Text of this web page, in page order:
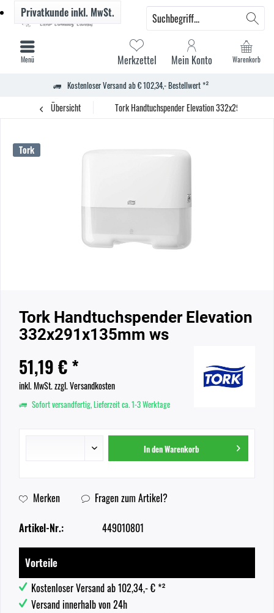
Kostenloser Versand ab € 102,34,- Bestellwert *²
Warenkorb
Merkzettel Mein Konto
Privatkundeinkl. MwSt.
Menü
Übersicht Tork Handtuchspender Elevation 332x291x135mm
Tork
Tork Handtuchspender Elevation
332x291x135mm ws
51,19 € *
inkl. MwSt.zzgl. Versandkosten
Sofort versandfertig, Lieferzeit ca. 1-3 Werktage
In denWarenkorb
Merken Fragen zum Artikel?
Artikel-Nr.: 449010801
Vorteile
Kostenloser Versand ab 102,34,- € *²
Versand innerhalb von 24h